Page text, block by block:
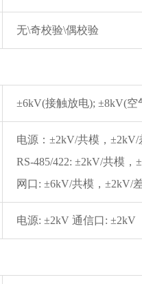
无\奇校验\偶校验
±6kV(接触放电); ±8kV(空
电源：±2kV/共模，±2kV/
RS-485/422: ±2kV/共模，
网口: ±6kV/共模，±2kV/
电源: ±2kV 通信口: ±2kV